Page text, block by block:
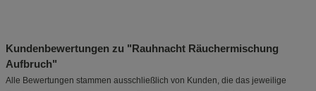
Kundenbewertungen zu "Rauhnacht Räuchermischung
Aufbruch"
Alle Bewertungen stammen ausschließlich von Kunden, die das jeweilige